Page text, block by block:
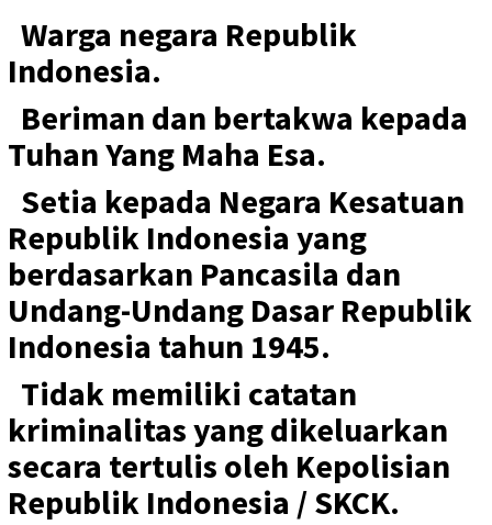
Warga negara Republik
Indonesia.
Beriman dan bertakwa kepada
Tuhan Yang Maha Esa.
Setia kepada Negara Kesatuan
Republik Indonesia yang
berdasarkan Pancasila dan
Undang-Undang Dasar Republik
Indonesia tahun 1945.
Tidak memiliki catatan
kriminalitas yang dikeluarkan
secara tertulis oleh Kepolisian
Republik Indonesia / SKCK.